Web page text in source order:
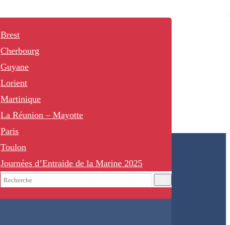
Brest
Cherbourg
Guyane
Lorient
Martinique
La Réunion – Mayotte
Paris
Toulon
Journées d’Entraide de la Marine 2025
Search